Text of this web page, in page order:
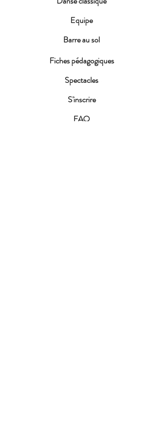
Equipe
Barre au sol
Fiches pédagogiques
Spectacles
S'inscrire
FAQ